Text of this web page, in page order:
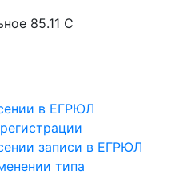
85.11 C
в ЕГРЮЛ
записи в ЕГРЮЛ
типа